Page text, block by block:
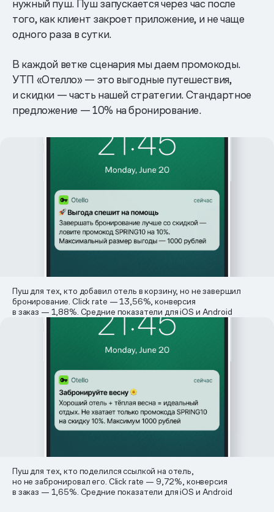
нужный пуш. Пуш запускается через час после
того, как клиент закроет приложение, и не чаще
одного раза в сутки.
В каждой ветке сценария мы даем промокоды.
УТП «Отелло» — это выгодные путешествия,
и скидки — часть нашей стратегии. Стандартное
предложение — 10% на бронирование.
Пуш для тех, кто добавил отель в корзину, но не завершил
бронирование. ​Click rate — 13,56%, конверсия
в заказ — 1,88%. Средние показатели для iOS и Android
Пуш для тех, кто поделился ссылкой на отель,
но не забронировал его. ​Click rate — 9,72%, конверсия
в заказ — 1,65%. Средние показатели для iOS и Android